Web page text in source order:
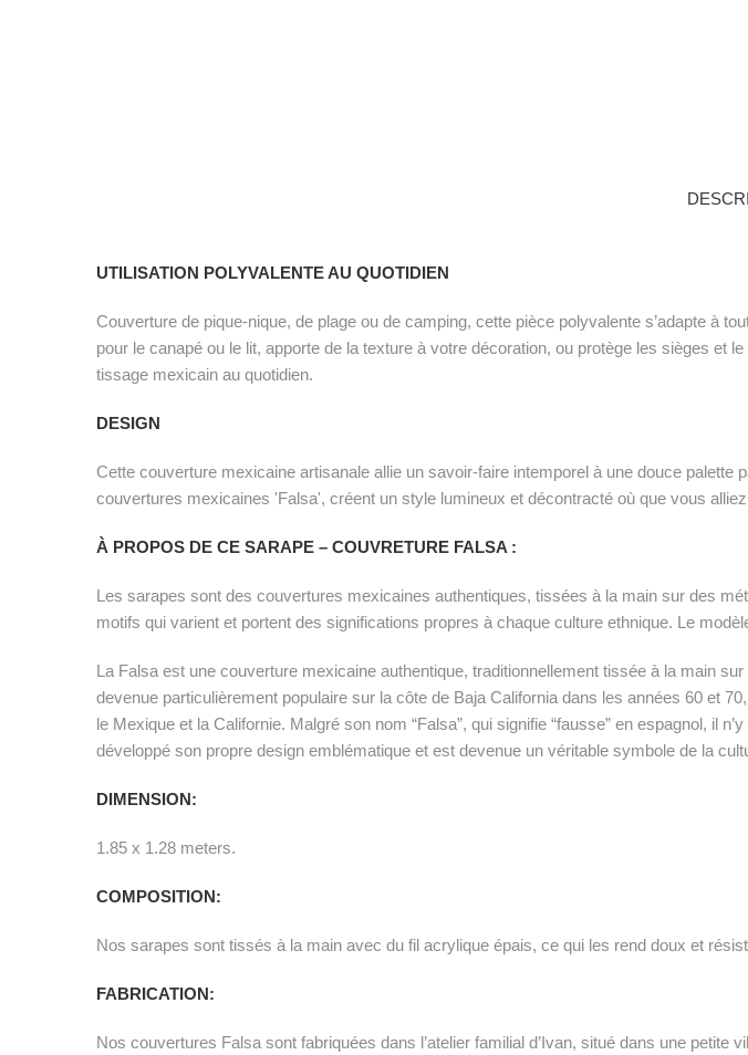
UTILISATION POLYVALENTE AU QUOTIDIEN
Couverture de pique-nique, de plage ou de camping, cette pièce polyvalente s’adapte à
pour le canapé ou le lit, apporte de la texture à votre décoration, ou protège les sièges et
tissage mexicain au quotidien.
DESIGN
Cette couverture mexicaine artisanale allie un savoir-faire intemporel à une douce
couvertures mexicaines 'Falsa', créent un style lumineux et décontracté où que vous
À PROPOS DE CE SARAPE – COUVRETURE FALSA :
Les sarapes sont des couvertures mexicaines authentiques, tissées à la main sur des
motifs qui varient et portent des significations propres à chaque culture ethnique. Le
La Falsa est une couverture mexicaine authentique, traditionnellement tissée à la main
devenue particulièrement populaire sur la côte de Baja California dans les années 60 et
le Mexique et la Californie. Malgré son nom “Falsa”, qui signifie “fausse” en espagnol, il
développé son propre design emblématique et est devenue un véritable symbole de la
DIMENSION:
1.85 x 1.28 meters.
COMPOSITION:
Nos sarapes sont tissés à la main avec du fil acrylique épais, ce qui les rend doux et
FABRICATION:
Nos couvertures Falsa sont fabriquées dans l’atelier familial d’Ivan, situé dans une petite